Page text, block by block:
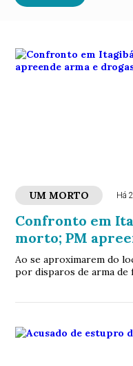
UM MORTO Há
Confronto em
morto; PM
Ao se aproximarem do
por disparos de arma